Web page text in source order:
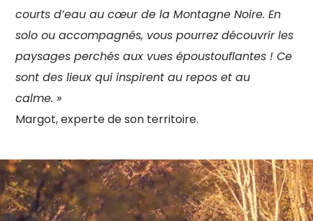
courts d’eau au cœur de la Montagne Noire. En
solo ou accompagnés, vous pourrez découvrir les
paysages perchés aux vues époustouflantes ! Ce
sont des lieux qui inspirent au repos et au
calme. »
Margot, experte de son territoire.